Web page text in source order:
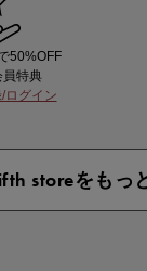
50%OFF
員特典
ログイン
storeをもっ